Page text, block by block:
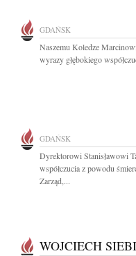
GDAŃSK
Naszemu Koledze
wyrazy głębokiego
GDAŃSK
Dyrektorowi Stanisławowi
współczucia z powodu
Zarząd,...
WOJCIECH